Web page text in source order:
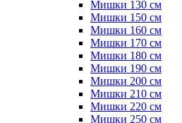
Мишки 130 см
Мишки 150 см
Мишки 160 см
Мишки 170 см
Мишки 180 см
Мишки 190 см
Мишки 200 см
Мишки 210 см
Мишки 220 см
Мишки 250 см